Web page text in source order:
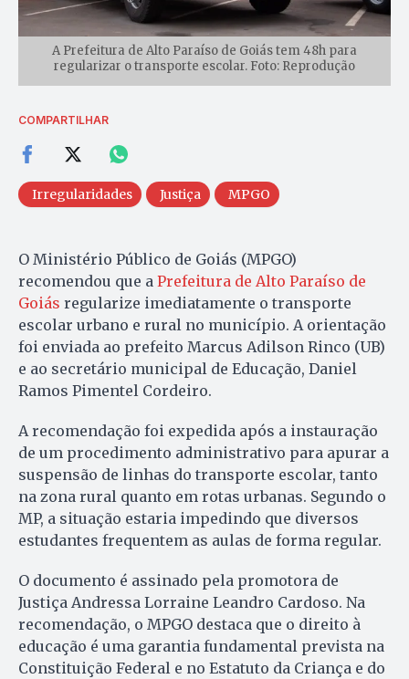
A Prefeitura de Alto Paraíso de Goiás tem 48h para
regularizar o transporte escolar. Foto: Reprodução
COMPARTILHAR
Irregularidades Justiça MPGO
O Ministério Público de Goiás (MPGO)
recomendou que a Prefeitura de Alto Paraíso de
Goiás regularize imediatamente o transporte
escolar urbano e rural no município. A orientação
foi enviada ao prefeito Marcus Adilson Rinco (UB)
e ao secretário municipal de Educação, Daniel
Ramos Pimentel Cordeiro.
A recomendação foi expedida após a instauração
de um procedimento administrativo para apurar a
suspensão de linhas do transporte escolar, tanto
na zona rural quanto em rotas urbanas. Segundo o
MP, a situação estaria impedindo que diversos
estudantes frequentem as aulas de forma regular.
O documento é assinado pela promotora de
Justiça Andressa Lorraine Leandro Cardoso. Na
recomendação, o MPGO destaca que o direito à
educação é uma garantia fundamental prevista na
Constituição Federal e no Estatuto da Criança e do